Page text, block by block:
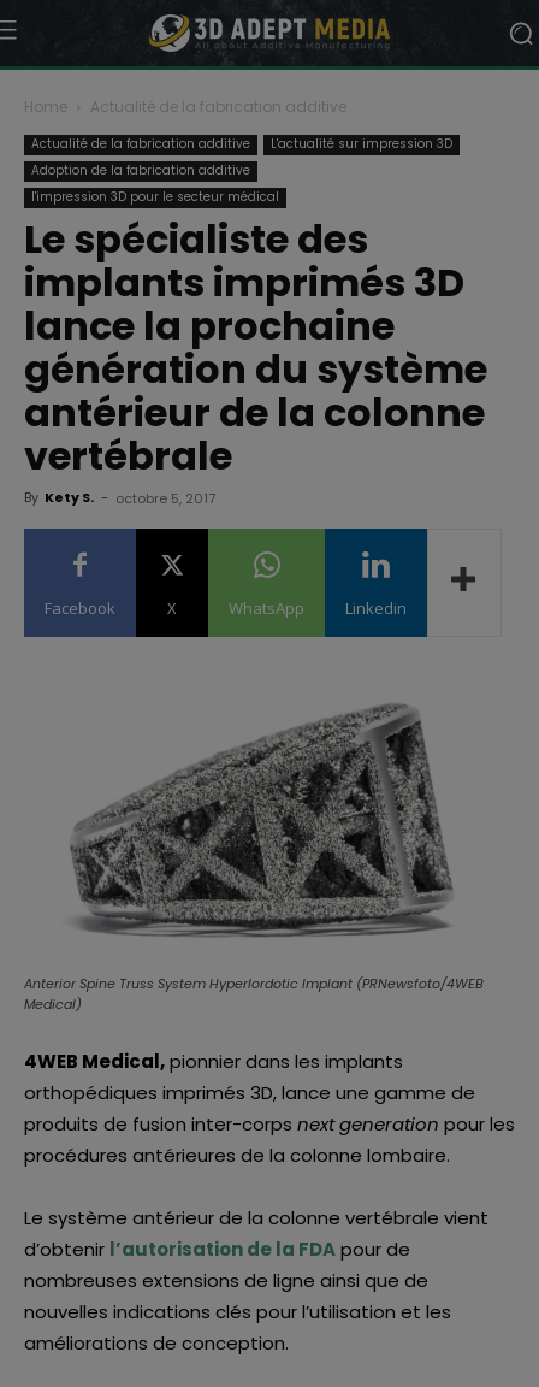
Home Actualité de la fabrication additive
Actualité de la fabrication additive
L'actualité sur impression 3D
Adoption de la fabrication additive
l'impression 3D pour le secteur médical
Le spécialiste des
implants imprimés 3D
lance la prochaine
génération du système
antérieur de la colonne
vertébrale
By Kety S. - octobre 5, 2017
Facebook X WhatsApp Linkedin
Anterior Spine Truss System Hyperlordotic Implant (PRNewsfoto/4WEB
Medical)
4WEB Medical,pionnier dans les implants
orthopédiques imprimés 3D, lance une gamme de
produits de fusion inter-corps next generation pour les
procédures antérieures de la colonne lombaire.
Le système antérieur de la colonne vertébrale vient
d’obtenir l’autorisation de la FDApour de
nombreuses extensions de ligne ainsi que de
nouvelles indications clés pour l’utilisation et les
améliorations de conception.